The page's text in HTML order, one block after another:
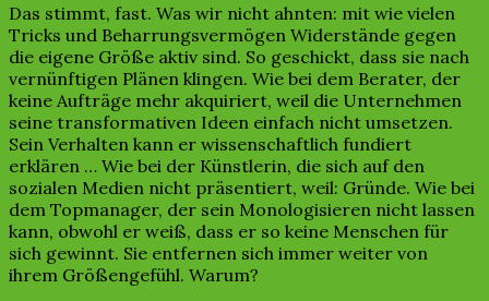
Das stimmt, fast. Was wir nicht ahnten: mit wie vielen
Tricks und Beharrungsvermögen Widerstände gegen
die eigene Größe aktiv sind. So geschickt, dass sie nach
vernünftigen Plänen klingen. Wie bei dem Berater, der
keine Aufträge mehr akquiriert, weil die Unternehmen
seine transformativen Ideen einfach nicht umsetzen.
Sein Verhalten kann er wissenschaftlich fundiert
erklären … Wie bei der Künstlerin, die sich auf den
sozialen Medien nicht präsentiert, weil: Gründe. Wie bei
dem Topmanager, der sein Monologisieren nicht lassen
kann, obwohl er weiß, dass er so keine Menschen für
sich gewinnt. Sie entfernen sich immer weiter von
ihrem Größengefühl. Warum?